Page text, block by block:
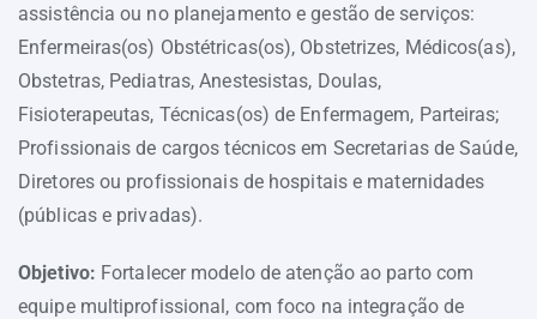
assistência ou no planejamento e gestão de serviços:
Enfermeiras(os) Obstétricas(os), Obstetrizes, Médicos(as),
Obstetras, Pediatras, Anestesistas, Doulas,
Fisioterapeutas, Técnicas(os) de Enfermagem, Parteiras;
Profissionais de cargos técnicos em Secretarias de Saúde,
Diretores ou profissionais de hospitais e maternidades
(públicas e privadas).
Objetivo: Fortalecer modelo de atenção ao parto com
equipe multiprofissional, com foco na integração de